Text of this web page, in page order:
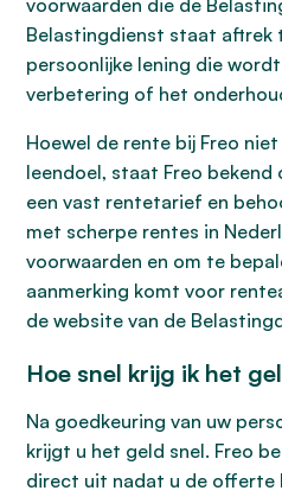
voorwaarden die de
Belastingdienst staat aftrek
persoonlijke lening die
verbetering of het
Hoewel de rente bij Freo
leendoel, staat Freo bekend
een vast rentetarief en
met scherpe rentes in
voorwaarden en om te
aanmerking komt voor
de website van de
Hoe snel krijg ik het
Na goedkeuring van uw
krijgt u het geld snel. Freo
direct uit nadat u de offerte